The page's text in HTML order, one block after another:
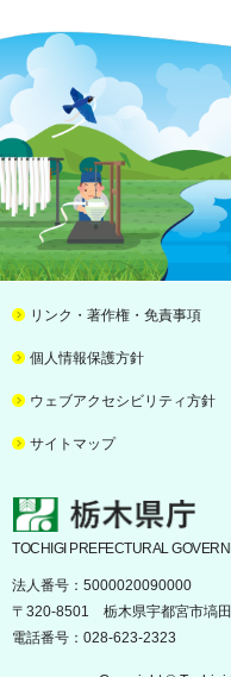
リンク・著作権・免責事項
個人情報保護方針
ウェブアクセシビリティ方針
サイトマップ
栃木県庁
TOCHIGI PREFECTURAL
法人番号：5000020090000
〒320-8501 栃木県宇都宮市塙
電話番号：028-623-2323